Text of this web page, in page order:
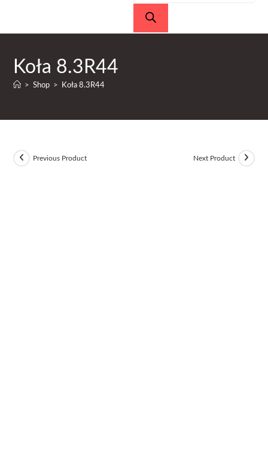
Koła 8.3R44
> Shop > Koła 8.3R44
Previous Product Next Product